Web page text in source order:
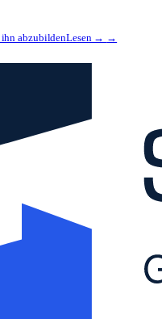
ihn abzubildenLesen → →